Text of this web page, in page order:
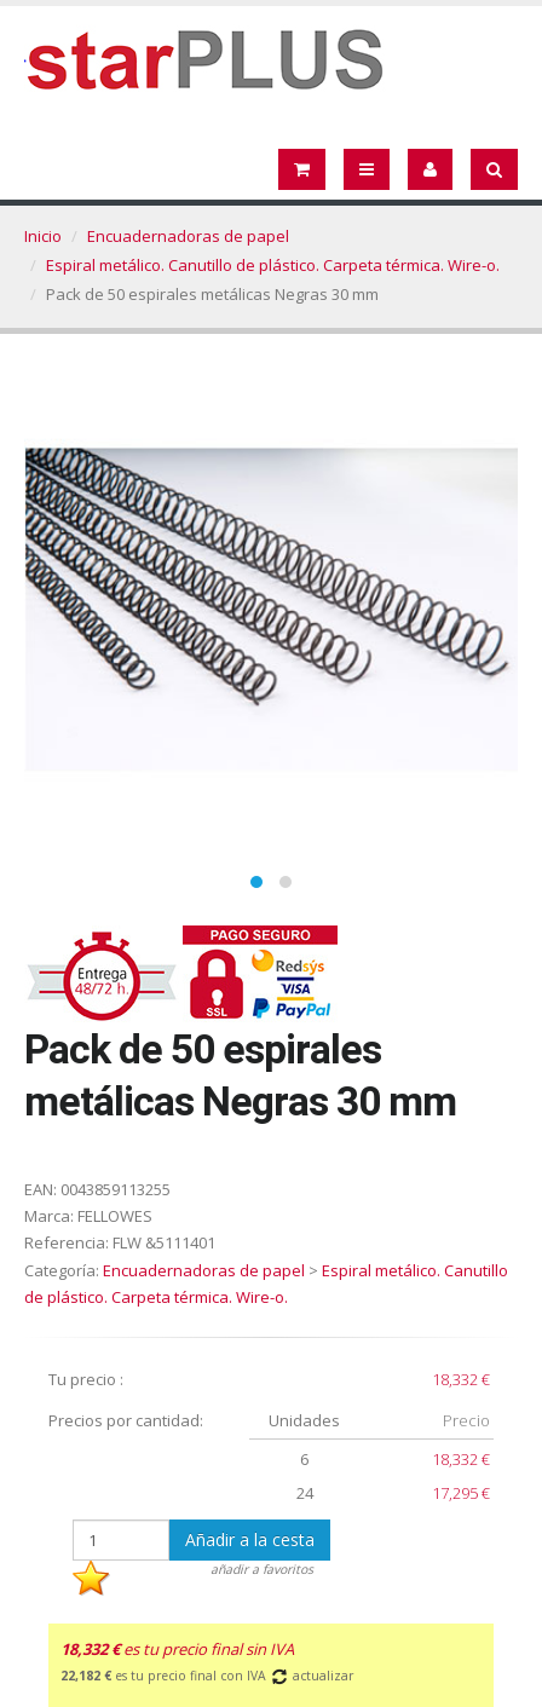
Inicio
Encuadernadoras de papel
Espiral metálico. Canutillo de plástico. Carpeta térmica. Wire-o.
Pack de 50 espirales metálicas Negras 30 mm
Pack de 50 espirales
metálicas Negras 30 mm
EAN: 0043859113255
Marca: FELLOWES
Referencia: FLW &5111401
Categoría: Encuadernadoras de papel > Espiral metálico. Canutillo
de plástico. Carpeta térmica. Wire-o.
Tu precio :
18,332 €
Precios por cantidad:
Unidades
Precio
6
18,332 €
24
17,295 €
Añadir a la cesta
añadir a favoritos
18,332 € es tu precio final sin IVA
22,182 € es tu precio final con IVA actualizar